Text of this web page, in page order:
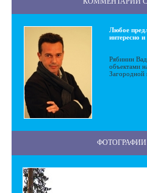
Любое
интересно
Рябинин
объектами
Загородной